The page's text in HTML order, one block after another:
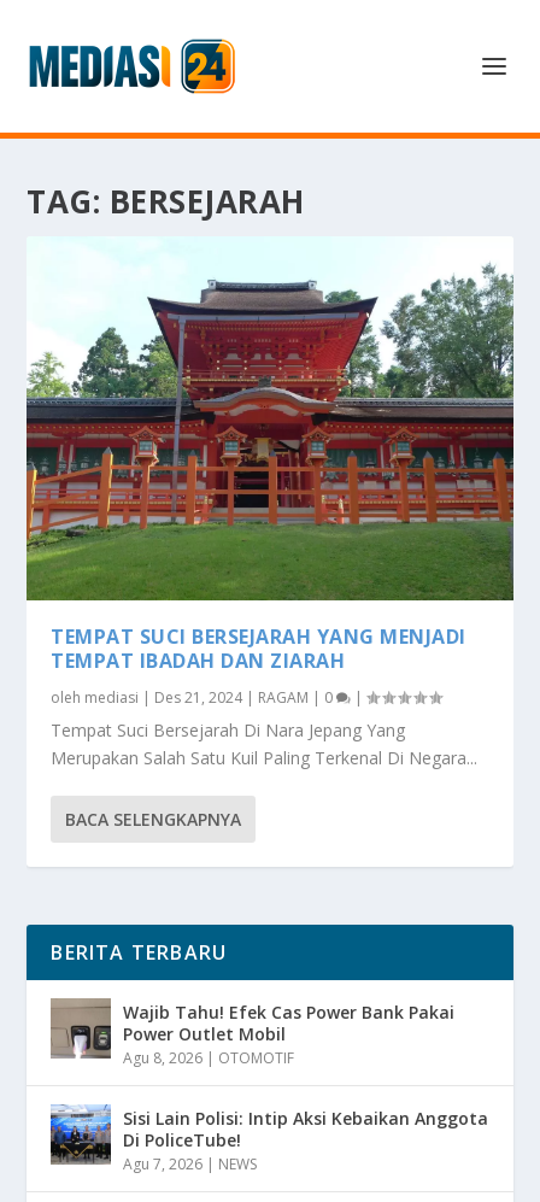
TAG: BERSEJARAH
TEMPAT SUCI BERSEJARAH YANG MENJADI
TEMPAT IBADAH DAN ZIARAH
oleh mediasi | Des 21, 2024| RAGAM | 0 |
Tempat Suci Bersejarah Di Nara Jepang Yang
Merupakan Salah Satu Kuil Paling Terkenal Di Negara...
BACA SELENGKAPNYA
BERITA TERBARU
Wajib Tahu! Efek Cas Power Bank Pakai
Power Outlet Mobil
Agu 8, 2026 | OTOMOTIF
Sisi Lain Polisi: Intip Aksi Kebaikan Anggota
Di PoliceTube!
Agu 7, 2026 | NEWS